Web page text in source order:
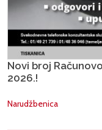
Novi broj
2026.!
Narudžbenica